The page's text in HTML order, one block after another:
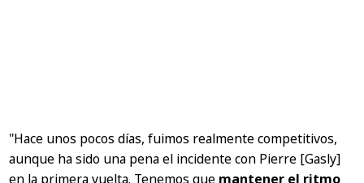
"Hace unos pocos días, fuimos realmente competitivos,
aunque ha sido una pena el incidente con Pierre [Gasly]
en la primera vuelta. Tenemos que mantener el ritmo